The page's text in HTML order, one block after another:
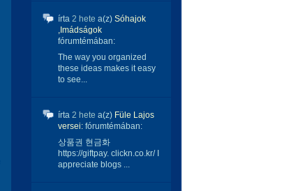
írta 2 hete a(z) Sóhajok
,Imádságok
fórumtémában:
The way you organized
these ideas makes it easy
to see...
írta 2 hete a(z) Füle Lajos
versei: fórumtémában:
상품권 현금화
https://giftpay. clickn.co.kr/ I
appreciate blogs ...